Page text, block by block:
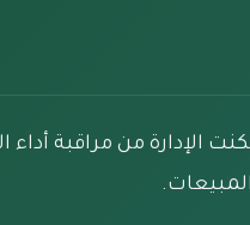
الإدارة من مراقبة أداء